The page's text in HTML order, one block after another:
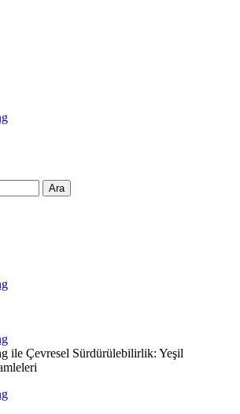
Tescili ve Hosting Çözümleri!
ile Çevresel Sürdürülebilirlik: Yeşil